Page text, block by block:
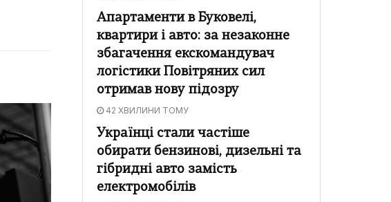
Апартаменти в Буковелі,
квартири і авто: за незаконне
збагачення екскомандувач
логістики Повітряних сил
отримав нову підозру
42 ХВИЛИНИ ТОМУ
Українці стали частіше
обирати бензинові, дизельні та
гібридні авто замість
електромобілів